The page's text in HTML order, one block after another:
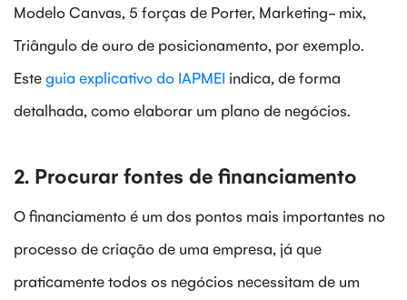
Modelo Canvas, 5 forças de Porter, Marketing- mix,
Triângulo de ouro de posicionamento, por exemplo.
Esteguia explicativo do IAPMEI indica, de forma
detalhada, como elaborar um plano de negócios.
2. Procurar fontes de financiamento
O financiamento é um dos pontos mais importantes no
processo de criação de uma empresa, já que
praticamente todos os negócios necessitam de um